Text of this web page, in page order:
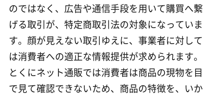
のではなく、広告や通信手段を用いて購買へ繋
げる取引が、特定商取引法の対象になっていま
す。顔が見えない取引ゆえに、事業者に対して
は消費者への適正な情報提供が求められます。
とくにネット通販では消費者は商品の現物を目
で見て確認できないため、商品の特徴を、いか